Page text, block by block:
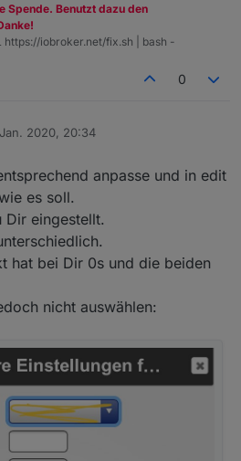
Spende. Benutzt dazu den
https://iobroker.net/fix.sh | bash -
0
2020, 20:34
anpasse und in edit
es soll.
Dir eingestellt.
hat bei Dir 0s und die beiden
nicht auswählen: